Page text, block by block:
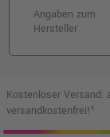
Angaben zum
Hersteller
Kostenloser Versand:
versandkostenfrei!¹